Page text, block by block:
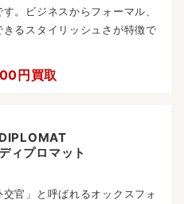
。ビジネスからフォーマル、
るスタイリッシュさが特徴で
円買取
DIPLOMAT
ィプロマット
官」と呼ばれるオックスフォ